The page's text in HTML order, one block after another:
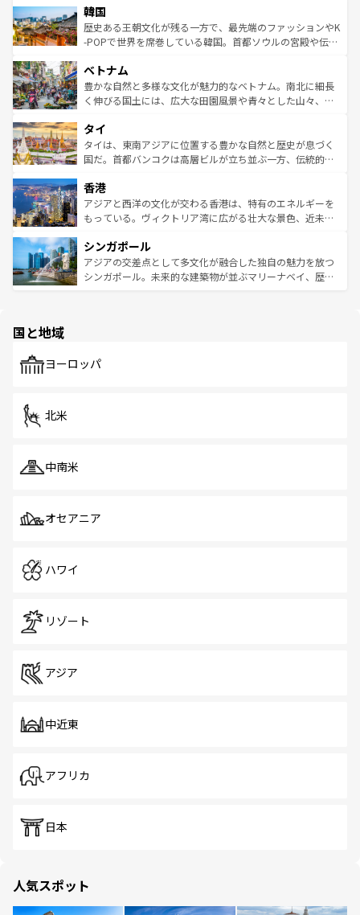
はコンテンツ一覧
いる。アクティビティも充実しており、サーフィンやダイ
ビング、ハイキングなど、アウトドア好きにはたまらな
い。オーストラリアの多彩な魅力を存分に味わいつくそ
参照してほしい。
ン）、静ひつな山岳地帯である台湾東部など、都市の喧騒
と山間の静けさが共存しており、訪れる人に新しい発見と
驚きをもたらしてくれる。また、奥深い台湾の食文化も魅
容にもいいと評判のスイーツなど、バラエティ豊かな料理
が味わえる。 なお、新着の台湾情報は コンテンツ一覧を参
照してほしい。
韓国
歴史ある王朝文化が残る一方で、最先端のファッションやK
-POPで世界を席巻している韓国。首都ソウルの宮殿や伝統
き、地方に足を延ばせば四季折々の自然美を楽しむことが
できる。そして、キムチや焼肉、絶品のストリートフード
まで、さまざまな韓国料理が待っている。夜には、韓国な
リティに包まれながら、韓国の多彩な魅力を心ゆくまで味
わってみてほしい。 なお、新着の韓国情報はコンテンツ一
覧を参照してほしい。
ベトナム
豊かな自然と多様な文化が魅力的なベトナム。南北に細長
く伸びる国土には、広大な田園風景や青々とした山々、世
急速な発展と共に伝統が息づく。ハノイの古い町並みやホ
ーチミン市のフランス統治時代の建物も、独特の雰囲気を
醸し出している。また、バラエティの豊かさとおいしさで
とつ。フォーやバインミー、ベトナムコーヒーなどは、ぜ
ひ現地で味わいたい。どの地域を訪れてもあたたかい人々
が旅行者を迎えてくれるので、きっと忘れられない旅にな
参照してほしい。
タイ
タイは、東南アジアに位置する豊かな自然と歴史が息づく
国だ。首都バンコクは高層ビルが立ち並ぶ一方、伝統的な
の活気が交差している。北部ではチェンマイなどの山岳地
帯で自然と触れ合い、南部ではプーケットやクラビの美し
いビーチでリゾート気分を楽しむことができる。タイ料理
激する。気候は一年中温暖で、どの季節にも異なる楽しみ
が待っている。親しみやすいタイの人々、仏教を中心とし
た文化、そして多様な観光資源が、訪れる旅人を魅了し続
香港
アジアと西洋の文化が交わる香港は、特有のエネルギーを
もっている。ヴィクトリア湾に広がる壮大な景色、近未来
み、どこを訪れても感動するはず。観光スポットが密集し
ており、効率よく見どころを回れるのも魅力。息をのむよ
うな絶景から文化的な体験まで、香港を存分に楽しみ尽く
シンガポール
アジアの交差点として多文化が融合した独自の魅力を放つ
シンガポール。未来的な建築物が並ぶマリーナベイ、歴史
で、ホーカーズは地元の風情を楽しめる外せないスポット
国と地域
ヨーロッパ
北米
中南米
オセアニア
ハワイ
リゾート
アジア
中近東
アフリカ
日本
人気スポット